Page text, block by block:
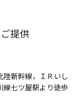
提供
新幹線，ＩＲいし
線七ツ屋駅より徒歩